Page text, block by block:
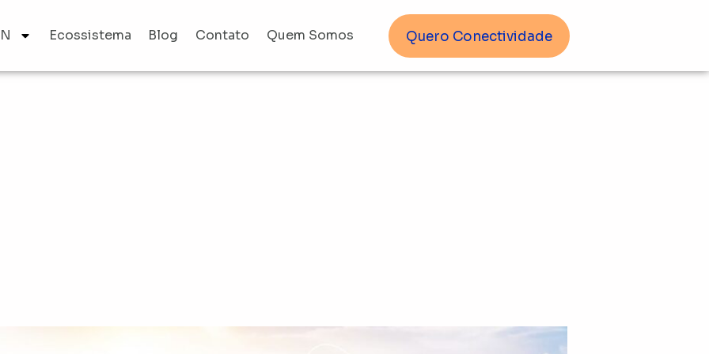
Ecossistema Blog Contato Quem Somos Quero Conectividade